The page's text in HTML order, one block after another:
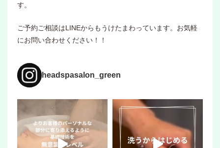
す。
ご予約ご相談はLINEからもうけたまわっています。お気軽
にお問い合わせください！！
headspasalon_green